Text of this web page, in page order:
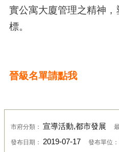
實公寓大廈管理之精神，
標。
晉級名單請點我
市府分類： 宣導活動,都市發展
發布日期： 2019-07-17 發布單位：